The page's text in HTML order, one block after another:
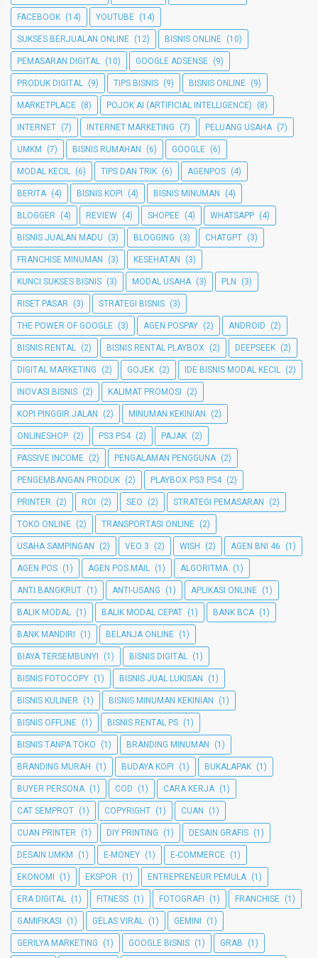
FACEBOOK (14) YOUTUBE (14)
SUKSES BERJUALAN ONLINE (12) BISNIS ONLINE (10)
PEMASARAN DIGITAL (10) GOOGLE ADSENSE (9)
PRODUK DIGITAL (9) TIPS BISNIS (9) BISNIS ONLINE (9)
MARKETPLACE (8) POJOK AI (ARTIFICIAL INTELLIGENCE) (8)
INTERNET (7) INTERNET MARKETING (7) PELUANG USAHA (7)
UMKM (7) BISNIS RUMAHAN (6) GOOGLE (6)
MODAL KECIL (6) TIPS DAN TRIK (6) AGENPOS (4)
BERITA (4) BISNIS KOPI (4) BISNIS MINUMAN (4)
BLOGGER (4) REVIEW (4) SHOPEE (4) WHATSAPP (4)
BISNIS JUALAN MADU (3) BLOGGING (3) CHATGPT (3)
FRANCHISE MINUMAN (3) KESEHATAN (3)
KUNCI SUKSES BISNIS (3) MODAL USAHA (3) PLN (3)
RISET PASAR (3) STRATEGI BISNIS (3)
THE POWER OF GOOGLE (3) AGEN POSPAY (2) ANDROID (2)
BISNIS RENTAL (2) BISNIS RENTAL PLAYBOX (2) DEEPSEEK (2)
DIGITAL MARKETING (2) GOJEK (2) IDE BISNIS MODAL KECIL (2)
INOVASI BISNIS (2) KALIMAT PROMOSI (2)
KOPI PINGGIR JALAN (2) MINUMAN KEKINIAN (2)
ONLINESHOP (2) PS3 PS4 (2) PAJAK (2)
PASSIVE INCOME (2) PENGALAMAN PENGGUNA (2)
PENGEMBANGAN PRODUK (2) PLAYBOX PS3 PS4 (2)
PRINTER (2) ROI (2) SEO (2) STRATEGI PEMASARAN (2)
TOKO ONLINE (2) TRANSPORTASI ONLINE (2)
USAHA SAMPINGAN (2) VEO 3 (2) WISH (2) AGEN BNI 46 (1)
AGEN POS (1) AGEN POS MAIL (1) ALGORITMA (1)
ANTI BANGKRUT (1) ANTI-USANG (1) APLIKASI ONLINE (1)
BALIK MODAL (1) BALIK MODAL CEPAT (1) BANK BCA (1)
BANK MANDIRI (1) BELANJA ONLINE (1)
BIAYA TERSEMBUNYI (1) BISNIS DIGITAL (1)
BISNIS FOTOCOPY (1) BISNIS JUAL LUKISAN (1)
BISNIS KULINER (1) BISNIS MINUMAN KEKINIAN (1)
BISNIS OFFLINE (1) BISNIS RENTAL PS (1)
BISNIS TANPA TOKO (1) BRANDING MINUMAN (1)
BRANDING MURAH (1) BUDAYA KOPI (1) BUKALAPAK (1)
BUYER PERSONA (1) COD (1) CARA KERJA (1)
CAT SEMPROT (1) COPYRIGHT (1) CUAN (1)
CUAN PRINTER (1) DIY PRINTING (1) DESAIN GRAFIS (1)
DESAIN UMKM (1) E-MONEY (1) E-COMMERCE (1)
EKONOMI (1) EKSPOR (1) ENTREPRENEUR PEMULA (1)
ERA DIGITAL (1) FITNESS (1) FOTOGRAFI (1) FRANCHISE (1)
GAMIFIKASI (1) GELAS VIRAL (1) GEMINI (1)
GERILYA MARKETING (1) GOOGLE BISNIS (1) GRAB (1)